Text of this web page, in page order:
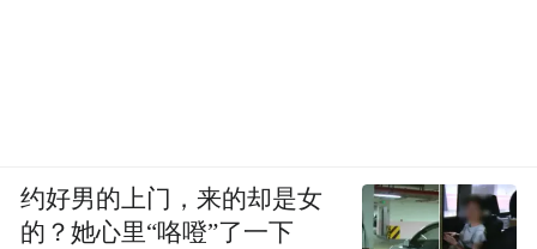
约好男的上门，来的却是女
的？她心里“咯噔”了一下